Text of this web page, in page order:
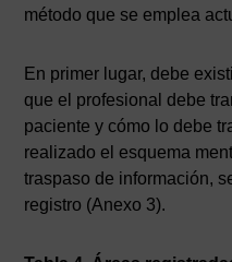
método que se emplea
En primer lugar, debe
que el profesional debe
paciente y cómo lo debe
realizado el esquema
traspaso de información,
registro (Anexo 3).